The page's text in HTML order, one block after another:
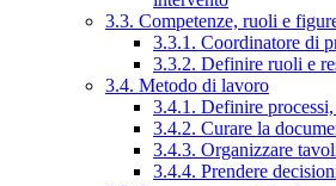
3.3. Competenze, ruoli e
3.3.1. Coordinatore di
3.3.2. Definire ruoli e
3.4. Metodo di lavoro
3.4.1. Definire
3.4.2. Curare la
3.4.3. Organizzare
3.4.4. Prendere